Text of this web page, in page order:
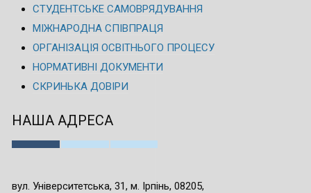
СТУДЕНТСЬКЕ САМОВРЯДУВАННЯ
МІЖНАРОДНА СПІВПРАЦЯ
ОРГАНІЗАЦІЯ ОСВІТНЬОГО ПРОЦЕСУ
НОРМАТИВНІ ДОКУМЕНТИ
СКРИНЬКА ДОВІРИ
НАША АДРЕСА
вул. Університетська, 31, м. Ірпінь, 08205,